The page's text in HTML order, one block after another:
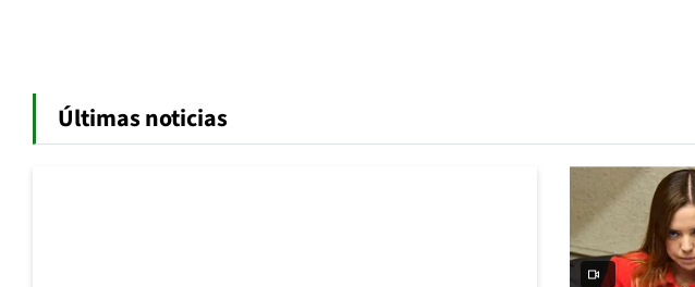
Últimas noticias